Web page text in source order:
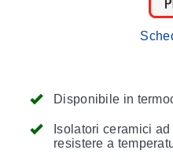
Disponibile in
Isolatori ceramici
resistere a